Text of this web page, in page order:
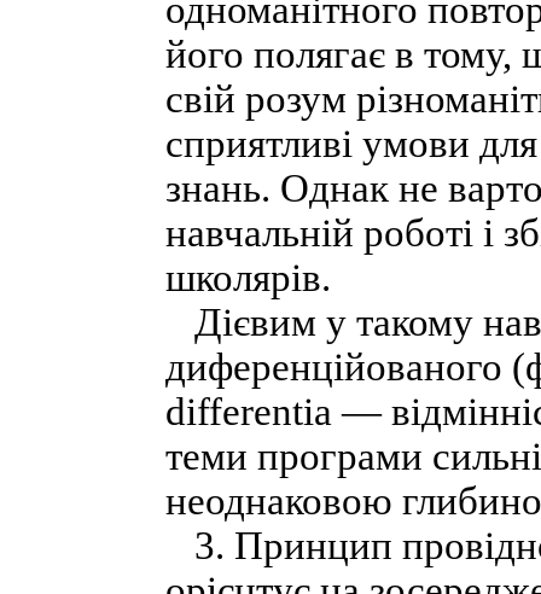
одноманітного
його полягає в тому,
свій розум
сприятливі умови
знань. Однак не
навчальній роботі і
школярів.
Дієвим у такому
диференційованого
differentia —
теми програми
неоднаковою
3. Принцип